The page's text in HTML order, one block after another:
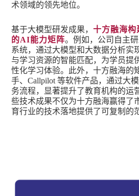
术领域的领先地位。
基于大模型研发成果，十方融海构
的AI能力矩阵。例如，公司自主
系统，通过大模型和大数据分析实
与学习资源的智能匹配，为学员提
性化学习体验。此外，十方融海的
手、Callpilot 等软件产品，通过大
务流程，显著提升了教育机构的运
些技术成果不仅为十方融海赢得了
育行业的技术落地提供了可复制的